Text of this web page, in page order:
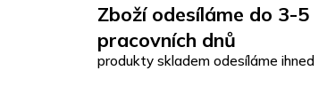
Zboží odesíláme do 3-5
pracovních dnů
produkty skladem odesíláme ihned